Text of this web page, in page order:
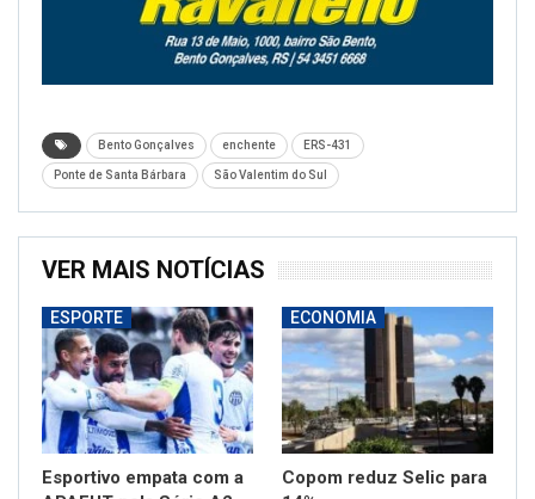
Bento Gonçalves enchente ERS-431
Ponte de Santa Bárbara São Valentim do Sul
VER MAIS NOTÍCIAS
ESPORTE
Esportivo empata com a
ECONOMIA
Copom reduz Selic para